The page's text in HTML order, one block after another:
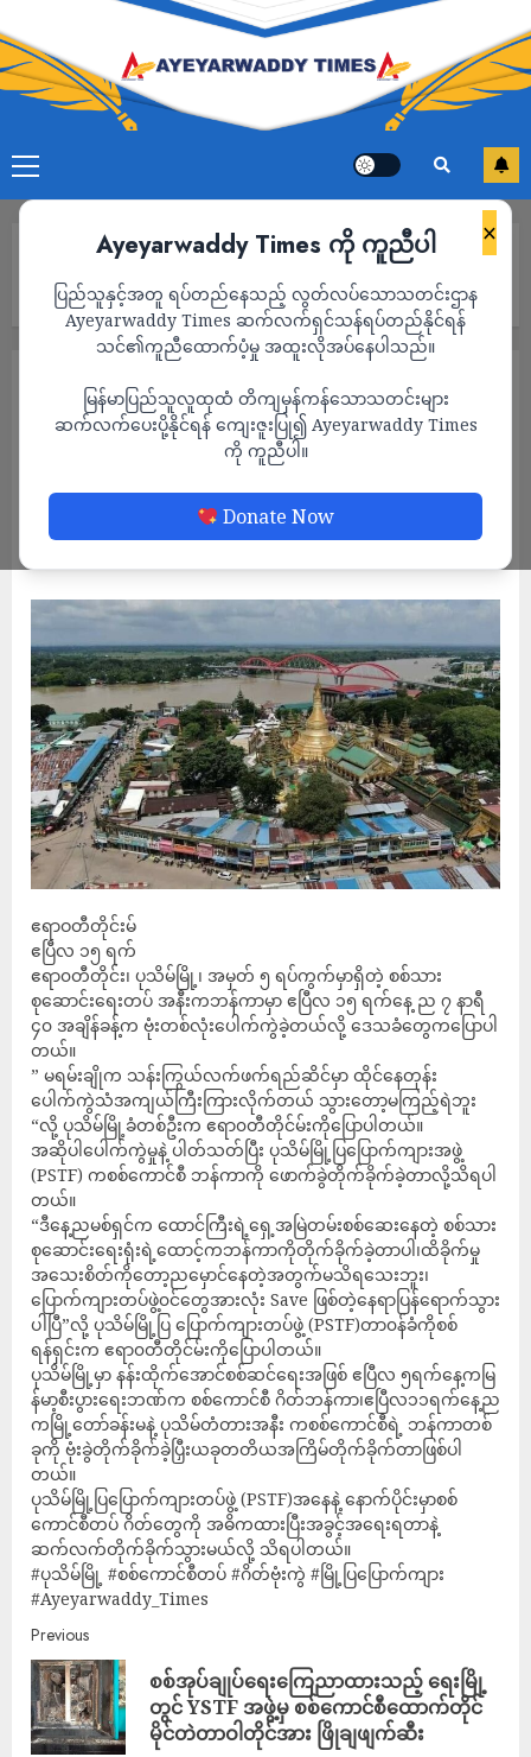
×
Ayeyarwaddy Times ကို ကူညီပါ
ပြည်သူနှင့်အတူ ရပ်တည်နေသည့် လွတ်လပ်သောသတင်းဌာန
Ayeyarwaddy Times ဆက်လက်ရှင်သန်ရပ်တည်နိုင်ရန်
သင်၏ကူညီထောက်ပံ့မှု အထူးလိုအပ်နေပါသည်။
မြန်မာပြည်သူလူထုထံ တိကျမှန်ကန်သောသတင်းများ
ဆက်လက်ပေးပို့နိုင်ရန် ကျေးဇူးပြု၍ Ayeyarwaddy Times
ကို ကူညီပါ။
Donate Now
မြို့ပြပြောက်ကျားအဖွဲ့ဘေးကင်းတဲ့နေရာပြန်ရောက်
ပုသိမ်မြို့ စစ်သားစုဆောင်းရေးတပ်အနီး
ဘန်ကာမှာ ဗုံးပေါက်ကွဲ၊ မြို့ပြပြောက်ကျားအဖွဲ့
ဘေးကင်းတဲ့နေရာပြန်ရောက်
ADMIN APRIL 15, 2023
ဧရာဝတီတိုင်းမ်
ဧပြီလ ၁၅ ရက်
ဧရာ၀တီတိုင်း၊ ပုသိမ်မြို့၊ အမှတ် ၅ ရပ်ကွက်မှာရှိတဲ့ စစ်သား
စုဆောင်းရေးတပ် အနီးကဘန်ကာမှာ ဧပြီလ ၁၅ ရက်နေ့ ည ၇ နာရီ
၄၀ အချိန်ခန့်က ဗုံးတစ်လုံးပေါက်ကွဲခဲ့တယ်လို့ ဒေသခံတွေကပြောပါ
တယ်။
” မရမ်းချိုက သန်းကြွယ်လက်ဖက်ရည်ဆိင်မှာ ထိုင်နေတုန်း
ပေါက်ကွဲသံအကျယ်ကြီးကြားလိုက်တယ် သွားတော့မကြည့်ရဲဘူး
“လို့ ပုသိမ်မြို့ခံတစ်ဦးက ဧရာ၀တီတိုင်မ်းကိုပြောပါတယ်။
အဆိုပါပေါက်ကွဲမှုနဲ့ ပါတ်သတ်ပြီး ပုသိမ်မြို့ပြပြောက်ကျားအဖွဲ့
(PSTF) ကစစ်ကောင်စီ ဘန်ကာကို ဖောက်ခွဲတိုက်ခိုက်ခဲ့တာလို့သိရပါ
တယ်။
“ဒီနေ့ညမစ်ရှင်က ထောင်ကြီးရဲ့ရှေ့အမြဲတမ်းစစ်ဆေးနေတဲ့ စစ်သား
စုဆောင်းရေးရုံးရဲ့ထောင့်ကဘန်ကာကိုတိုက်ခိုက်ခဲ့တာပါ၊ထိခိုက်မှု
အသေးစိတ်ကိုတော့ညမှောင်နေတဲ့အတွက်မသိရသေးဘူး၊
ပြောက်ကျားတပ်ဖွဲ့၀င်တွေအားလုံး Save ဖြစ်တဲ့နေရာပြန်ရောက်သွား
ပါပြီ”လို့ ပုသိမ်မြို့ပြ ပြောက်ကျားတပ်ဖွဲ့ (PSTF)တာ၀န်ခံကိုစစ်
ရန်ရှင်းက ဧရာ၀တီတိုင်မ်းကိုပြောပါတယ်။
ပုသိမ်မြို့မှာ နန်းထိုက်အောင်စစ်ဆင်ရေးအဖြစ် ဧပြီလ ၅ရက်နေ့ကမြ
န်မာ့စီးပွားရေးဘဏ်က စစ်ကောင်စီ ဂိတ်ဘန်ကာ၊ဧပြီလ၁၁ရက်နေ့ည
ကမြို့တော်ခန်းမနဲ့ ပုသိမ်တံတားအနီး ကစစ်ကောင်စီရဲ့ ဘန်ကာတစ်
ခုကို ဗုံးခွဲတိုက်ခိုက်ခဲ့ပြှီးယခုတတိယအကြိမ်တိုက်ခိုက်တာဖြစ်ပါ
တယ်။
ပုသိမ်မြို့ပြပြောက်ကျားတပ်ဖွဲ့ (PSTF)အနေနဲ့ နောက်ပိုင်းမှာစစ်
ကောင်စီတပ် ဂိတ်တွေကို အဓိကထားပြီးအခွင့်အရေးရတာနဲ့
ဆက်လက်တိုက်ခိုက်သွားမယ်လို့ သိရပါတယ်။
#ပုသိမ်မြို့ #စစ်ကောင်စီတပ် #ဂိတ်ဗုံးကွဲ #မြို့ပြပြောက်ကျား
#Ayeyarwaddy_Times
Previous
စစ်အုပ်ချုပ်ရေးကြေညာထားသည့် ရေးမြို့
တွင် YSTF အဖွဲ့မှ စစ်ကောင်စီထောက်တိုင်
မိုင်တဲတာဝါတိုင်အား ဖြိုချဖျက်ဆီး